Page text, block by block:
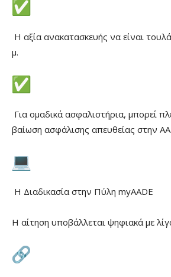
Η αξία ανακατασκευής να είναι
μ.
Για ομαδικά ασφαλιστήρια, μπορεί
βαίωση ασφάλισης απευθείας στην
Η Διαδικασία στην Πύλη myAADE
Η αίτηση υποβάλλεται ψηφιακά με